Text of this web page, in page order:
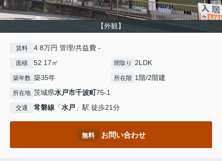
【外観】
賃料 4.8万円 管理/共益費 -
面積 52.17㎡ 間取り 2LDK
築年数 築35年 所在階 1階/2階建
所在地 茨城県水戸市千波町75-1
交通 常磐線 「水戸 」駅 徒歩21分
無料 お問い合わせ